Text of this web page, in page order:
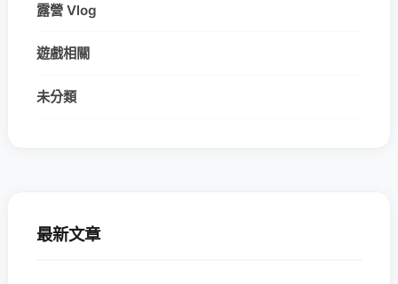
露營 Vlog
遊戲相關
未分類
最新文章